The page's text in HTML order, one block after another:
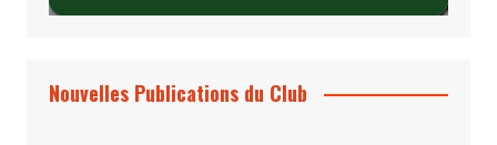
Nouvelles Publications du Club